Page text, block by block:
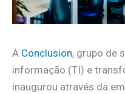
A Conclusion, grupo de
informação (TI) e
inaugurou através da